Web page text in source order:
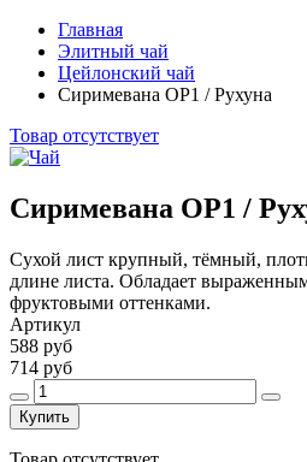
Главная
Элитный чай
Цейлонский чай
Сиримевана OP1 / Рухуна
Товар отсутствует
Сиримевана OP1 /
Сухой лист крупный, тёмный,
длине листа. Обладает
фруктовыми оттенками.
Артикул
588 руб
714 руб
Купить